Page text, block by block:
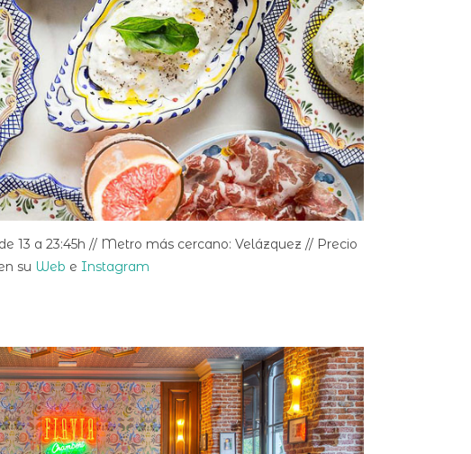
13 a 23:45h // Metro más cercano: Velázquez // Precio
su Web e Instagram